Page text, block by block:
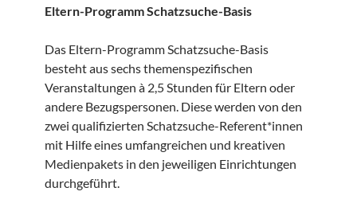
Eltern-Programm Schatzsuche-Basis
Das Eltern-Programm Schatzsuche-Basis
besteht aus sechs themenspezifischen
Veranstaltungen à 2,5 Stunden für Eltern oder
andere Bezugspersonen. Diese werden von den
zwei qualifizierten Schatzsuche-Referent*innen
mit Hilfe eines umfangreichen und kreativen
Medienpakets in den jeweiligen Einrichtungen
durchgeführt.